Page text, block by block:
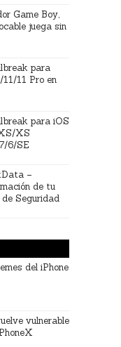
Game Boy,
juega sin
para
11 Pro en
para iOS
XS
6/SE
–
de tu
de Seguridad
del iPhone
vulnerable